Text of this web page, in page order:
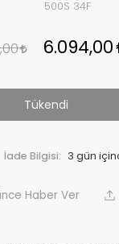
500S 34F
6.094,00
Tükendi
İade Bilgisi:
Haber Ver